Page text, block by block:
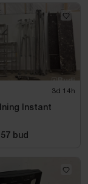
3d 14h
Instant
57 bud